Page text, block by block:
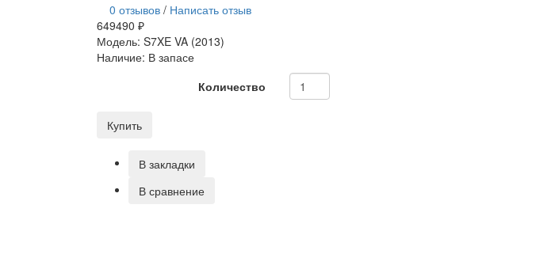
0 отзывов/ Написать отзыв
649490 ₽
Модель: S7XE VA (2013)
Наличие: В запасе
Количество
Купить
В закладки
В сравнение